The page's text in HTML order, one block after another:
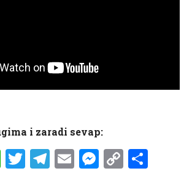
i zaradi sevap:
WhatsApp
Twitter
Telegram
EmailCopy